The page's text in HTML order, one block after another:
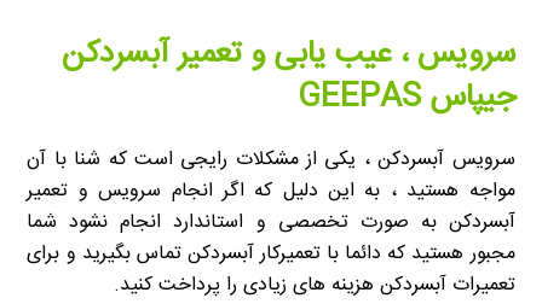
سرویس ، عیب یابی و تعمیر آبسردکن
جیپاس GEEPAS
سرویس آبسردکن ، یکی از مشکلات رایجی است که شنا با آن
مواجه هستید ، به این دلیل که اگر انجام سرویس و تعمیر
آبسردکن به صورت تخصصی و استاندارد انجام نشود شما
مجبور هستید که دائما با تعمیرکار آبسردکن تماس بگیرید و برای
تعمیرات آبسردکن هزینه های زیادی را پرداخت کنید.